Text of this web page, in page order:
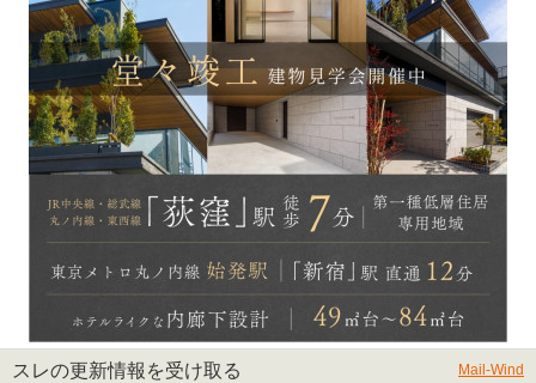
スレの更新情報を受け取る Mail-Wind